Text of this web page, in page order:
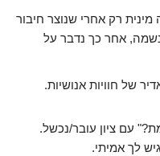
מינית רק אחרי שנוצר חיבור
אחר כך נדבר על
של חוויות אנושיות.
עם ציון עובר/נכשל.
לך אמיתי.